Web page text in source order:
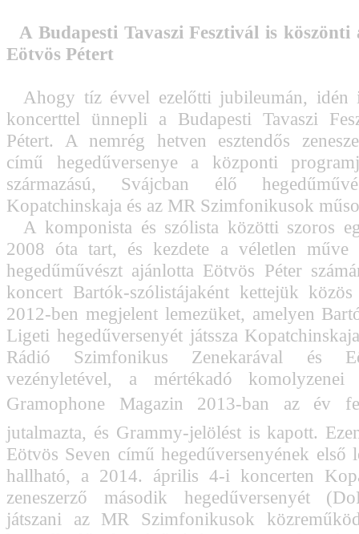
A Budapesti Tavaszi Fesztivál is köszönti
Eötvös Pétert
Ahogy tíz évvel ezelőtti jubileumán, idén
koncerttel ünnepli a Budapesti Tavaszi
Pétert. A nemrég hetven esztendős
című hegedűversenye a központi
származású, Svájcban élő
Kopatchinskaja és az MR Szimfonikusok
A komponista és szólista közötti szoros
2008 óta tart, és kezdete a véletlen
hegedűművészt ajánlotta Eötvös Péter
koncert Bartók-szólistájaként kettejük közös
2012-ben megjelent lemezüket, amelyen
Ligeti hegedűversenyét játssza
Rádió Szimfonikus Zenekarával és
vezényletével, a mértékadó
Gramophone Magazin 2013-ban az év
jutalmazta, és Grammy-jelölést is kapott.
Eötvös Seven című hegedűversenyének első
hallható, a 2014. április 4-i koncerten
zeneszerző második hegedűversenyét
játszani az MR Szimfonikusok